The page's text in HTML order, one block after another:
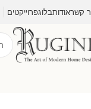
קשראודותבלוגפרוייקטים